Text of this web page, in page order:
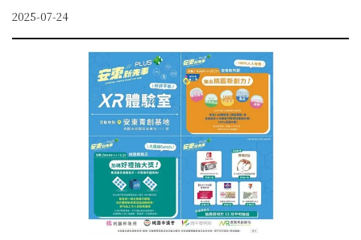
2025-07-24